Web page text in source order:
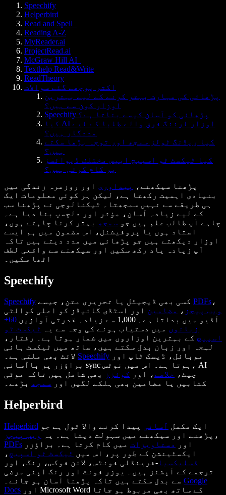
Speechify
Helperbird
Read and Spell
Reading A-Z
MyReader.ai
ProjectRead.ai
McGraw Hill AI
Texthelp Read&Write
ReadTheory
اکثر پوچھے گئے سوالات
پڑھائی کی مہارت بہتر کرنے کے لیے بہترین
اوزار کون سے ہیں؟
Speechify پڑھائی کو آسان کیسے بناتا ہے؟
کیا AI اوزار لرننگ فرق والے طلبا کے لیے
مددگار ہیں؟
کیا ریڈنگ ٹولز سمجھ اور توجہ بڑھا سکتے
ہیں؟
کیا ٹیکسٹ ٹو اسپیچ ایپس مختلف ڈیوائسز
پر کام کرتی ہیں؟
پڑھنا سیکھنے،
پیداوری اور روزمرہ زندگی میں
بنیادی اہمیت رکھتا ہے، لیکن ہر کوئی معلومات ایک
ہی طریقے سے نہیں سمجھتا۔ ٹیکنالوجی نے پڑھنا سب
کے لیے زیادہ آسان، مؤثر اور دلچسپ بنا دیا ہے۔
چاہے آپ طالب علم ہیں جو سمجھ
بہتر کرنا چاہتے ہوں،
استاد ہوں یا پروفیشنل، اس مضمون میں ہم ایسے
اوزار دیکھتے ہیں جو پڑھائی میں مدد دیتے ہیں تاکہ
آپ زیادہ یاد رکھ سکیں اور سیکھنے سے واقعی لطف
اٹھا سکیں۔
Speechify
Speechify PDFs ،
ویب پیجز ، مضامین اور اسٹڈی گائیڈز کو اعلی کوالٹی
آڈیو میں بدلتا ہے۔ 1,000 سے زیادہ قدرتی آوازیں
60+
زبانوں میں دستیاب ہونے کی وجہ سے یہ
ٹیکسٹ ٹو
اسپیچ کے بہترین اوزاروں میں شمار ہوتا ہے۔ رفتار،
لہجہ اور زبان بدل سکتے ہیں، ساتھ میں ٹیکسٹ ہائی
Speechify
براؤزر پر باآسانی sync ہوتا ہے۔ اس میں نوٹس، AI
چیٹ، خلاصے، اور کوئزز
بھی شامل ہیں تاکہ موٹی
کتابیں یا مضامین بھی ہلکے لگیں اور سمجھ
Helperbird
Helperbird ایک مکمل آسانی پیدا کرنے والا ٹول ہے جو
پڑھنے اور سیکھنے میں سہولت دیتا ہے۔ یہ
ویب پیجز
،
PDFs
اور دستاویزات میں کام کرتا ہے۔ براؤزر
ایکسٹینشن کے طور پر، اس میں ٹیکسٹ ٹو اسپیچ ،
ڈس لیکسیا -فرینڈلی فونٹس، لائن فوکس، رنگ، اور
ترجمے کے آپشنز ہیں۔ یوزر فونٹ اور رنگ اپنی مرضی
Google
Docs